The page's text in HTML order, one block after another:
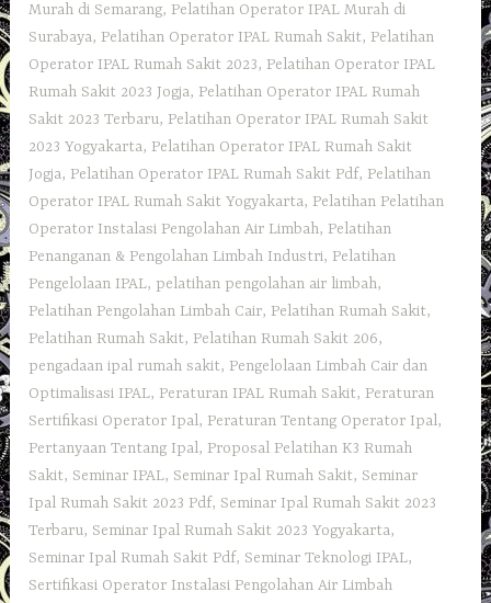
Murah di Semarang, Pelatihan Operator IPAL Murah di
Surabaya, Pelatihan Operator IPAL Rumah Sakit, Pelatihan
Operator IPAL Rumah Sakit 2023, Pelatihan Operator IPAL
Rumah Sakit 2023 Jogja, Pelatihan Operator IPAL Rumah
Sakit 2023 Terbaru, Pelatihan Operator IPAL Rumah Sakit
2023 Yogyakarta, Pelatihan Operator IPAL Rumah Sakit
Jogja, Pelatihan Operator IPAL Rumah Sakit Pdf, Pelatihan
Operator IPAL Rumah Sakit Yogyakarta, Pelatihan Pelatihan
Operator Instalasi Pengolahan Air Limbah, Pelatihan
Penanganan & Pengolahan Limbah Industri, Pelatihan
Pengelolaan IPAL, pelatihan pengolahan air limbah,
Pelatihan Pengolahan Limbah Cair, Pelatihan Rumah Sakit,
Pelatihan Rumah Sakit‎, Pelatihan Rumah Sakit 206,
pengadaan ipal rumah sakit, Pengelolaan Limbah Cair dan
Optimalisasi IPAL, Peraturan IPAL Rumah Sakit, Peraturan
Sertifikasi Operator Ipal, Peraturan Tentang Operator Ipal,
Pertanyaan Tentang Ipal, Proposal Pelatihan K3 Rumah
Sakit, Seminar IPAL, Seminar Ipal Rumah Sakit, Seminar
Ipal Rumah Sakit 2023 Pdf, Seminar Ipal Rumah Sakit 2023
Terbaru, Seminar Ipal Rumah Sakit 2023 Yogyakarta,
Seminar Ipal Rumah Sakit Pdf, Seminar Teknologi IPAL,
Sertifikasi Operator Instalasi Pengolahan Air Limbah